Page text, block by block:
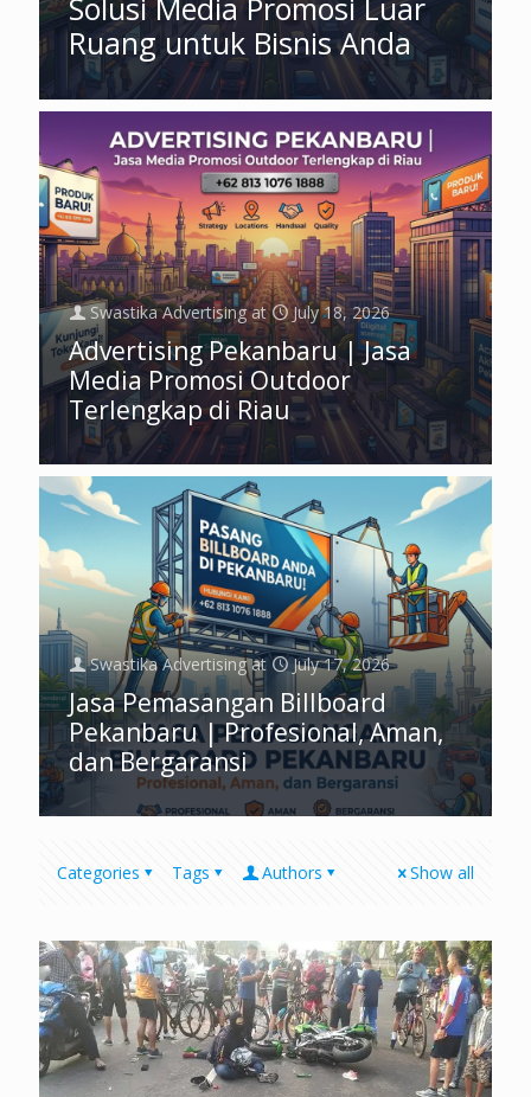
Solusi Media Promosi Luar
Ruang untuk Bisnis Anda
Swastika Advertising at July 18, 2026
Advertising Pekanbaru | Jasa
Media Promosi Outdoor
Terlengkap di Riau
Swastika Advertising at July 17, 2026
Jasa Pemasangan Billboard
Pekanbaru | Profesional, Aman,
dan Bergaransi
Categories Tags Authors Show all